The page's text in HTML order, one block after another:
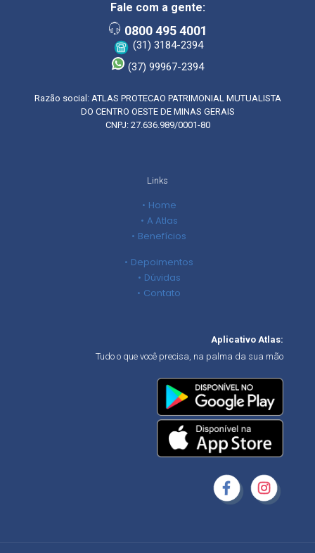
Fale com a gente:
0800 495 4001
(31) 3184-2394
(37) 99967-2394
Razão social: ATLAS PROTECAO PATRIMONIAL MUTUALISTA
DO CENTRO OESTE DE MINAS GERAIS
CNPJ: 27.636.989/0001-80
Links
Home
A Atlas
Benefícios
Depoimentos
Dúvidas
Contato
Aplicativo Atlas:
Tudo o que você precisa, na palma da sua mão